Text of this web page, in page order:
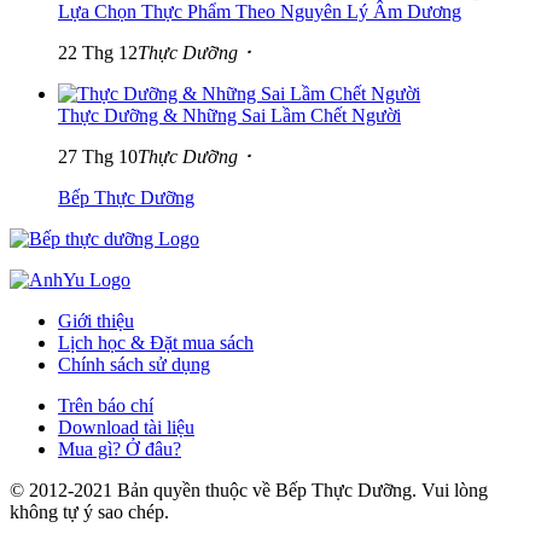
Lựa Chọn Thực Phẩm Theo Nguyên Lý Âm Dương
22 Thg 12Thực Dưỡng ･
Thực Dưỡng & Những Sai Lầm Chết Người
27 Thg 10Thực Dưỡng ･
Bếp Thực Dưỡng
Giới thiệu
Lịch học & Đặt mua sách
Chính sách sử dụng
Trên báo chí
Download tài liệu
Mua gì? Ở đâu?
© 2012-2021 Bản quyền thuộc về Bếp Thực Dưỡng. Vui lòng
không tự ý sao chép.